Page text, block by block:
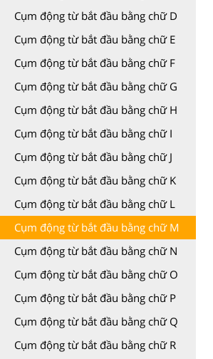
Cụm động từ bắt đầu bằng chữ D
Cụm động từ bắt đầu bằng chữ E
Cụm động từ bắt đầu bằng chữ F
Cụm động từ bắt đầu bằng chữ G
Cụm động từ bắt đầu bằng chữ H
Cụm động từ bắt đầu bằng chữ I
Cụm động từ bắt đầu bằng chữ J
Cụm động từ bắt đầu bằng chữ K
Cụm động từ bắt đầu bằng chữ L
Cụm động từ bắt đầu bằng chữ M
Cụm động từ bắt đầu bằng chữ N
Cụm động từ bắt đầu bằng chữ O
Cụm động từ bắt đầu bằng chữ P
Cụm động từ bắt đầu bằng chữ Q
Cụm động từ bắt đầu bằng chữ R